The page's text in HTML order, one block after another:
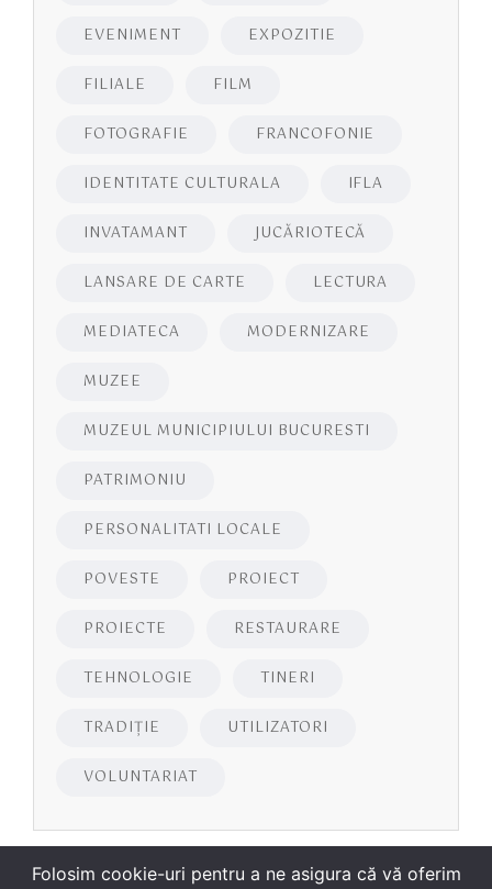
EVENIMENT EXPOZITIE
FILIALE FILM
FOTOGRAFIE FRANCOFONIE
IDENTITATE CULTURALA IFLA
INVATAMANT JUCĂRIOTECĂ
LANSARE DE CARTE LECTURA
MEDIATECA MODERNIZARE
MUZEE
MUZEUL MUNICIPIULUI BUCURESTI
PATRIMONIU
PERSONALITATI LOCALE
POVESTE PROIECT
PROIECTE RESTAURARE
TEHNOLOGIE TINERI
TRADIȚIE UTILIZATORI
VOLUNTARIAT
Folosim cookie-uri pentru a ne asigura că vă oferim